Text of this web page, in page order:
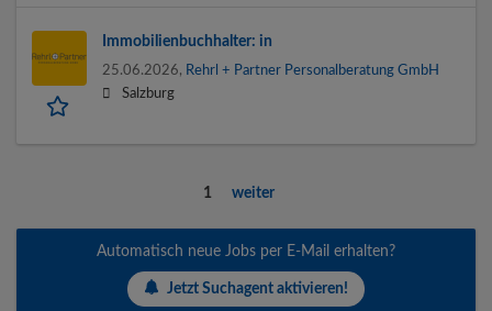
Immobilienbuchhalter: in
25.06.2026, Rehrl + Partner Personalberatung GmbH
Salzburg
1 weiter
Automatisch neue Jobs per E-Mail erhalten?
Jetzt Suchagent aktivieren!